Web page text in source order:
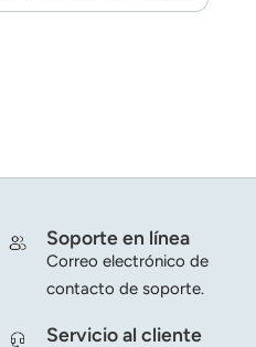
Soporte en línea
Correo electrónico de
contacto de soporte.
Servicio al cliente